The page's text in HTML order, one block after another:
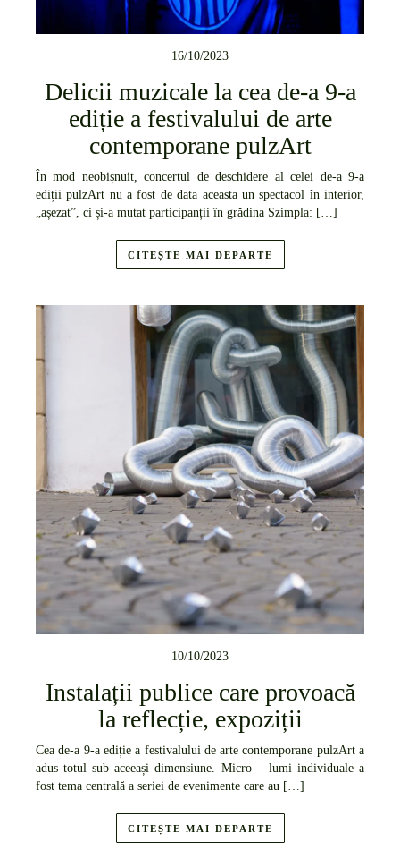
16/10/2023
Delicii muzicale la cea de-a 9-a
ediție a festivalului de arte
contemporane pulzArt
În mod neobișnuit, concertul de deschidere al celei de-a 9-a
ediții pulzArt nu a fost de data aceasta un spectacol în interior,
„așezat”, ci și-a mutat participanții în grădina Szimpla: […]
CITEȘTE MAI DEPARTE
10/10/2023
Instalații publice care provoacă
la reflecție, expoziții
Cea de-a 9-a ediție a festivalului de arte contemporane pulzArt a
adus totul sub aceeași dimensiune. Micro – lumi individuale a
fost tema centrală a seriei de evenimente care au […]
CITEȘTE MAI DEPARTE